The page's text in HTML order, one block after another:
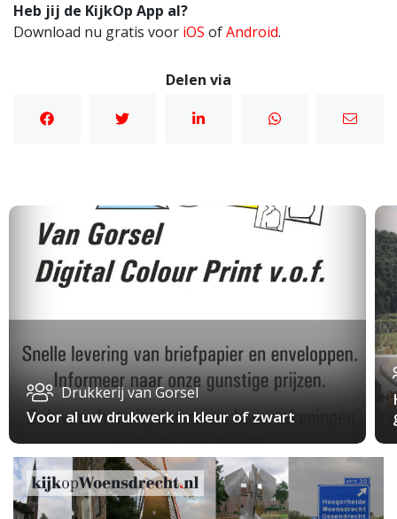
Heb jij de KijkOp App al?
Download nu gratis voor iOS ofAndroid.
Delen via
Drukkerij van Gorsel
Voor al uw drukwerk in kleur of zwart